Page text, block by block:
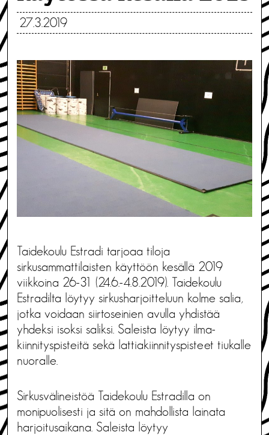
27.3.2019
Taidekoulu Estradi tarjoaa tiloja
sirkusammattilaisten käyttöön kesällä 2019
viikkoina 26-31 (24.6.-4.8.2019). Taidekoulu
Estradilta löytyy sirkusharjoitteluun kolme salia,
jotka voidaan siirtoseinien avulla yhdistää
yhdeksi isoksi saliksi. Saleista löytyy ilma-
kiinnityspisteitä sekä lattiakiinnityspisteet tiukalle
nuoralle.
Sirkusvälineistöä Taidekoulu Estradilla on
monipuolisesti ja sitä on mahdollista lainata
harjoitusaikana. Saleista löytyy